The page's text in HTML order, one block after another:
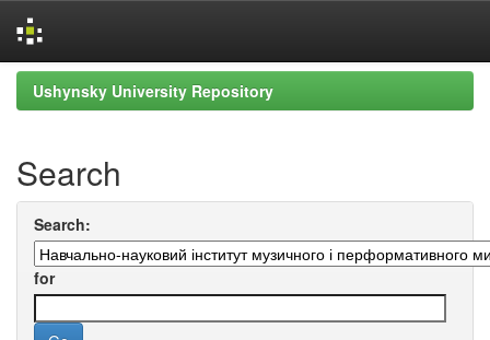
Skip
navigation
Ushynsky University Repository
Search
Search:
for